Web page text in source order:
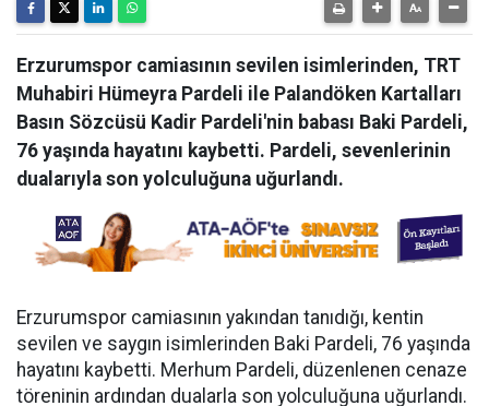
Erzurumspor camiasının sevilen isimlerinden, TRT
Muhabiri Hümeyra Pardeli ile Palandöken Kartalları
Basın Sözcüsü Kadir Pardeli'nin babası Baki Pardeli,
76 yaşında hayatını kaybetti. Pardeli, sevenlerinin
dualarıyla son yolculuğuna uğurlandı.
Erzurumspor camiasının yakından tanıdığı, kentin
sevilen ve saygın isimlerinden Baki Pardeli, 76 yaşında
hayatını kaybetti. Merhum Pardeli, düzenlenen cenaze
töreninin ardından dualarla son yolculuğuna uğurlandı.